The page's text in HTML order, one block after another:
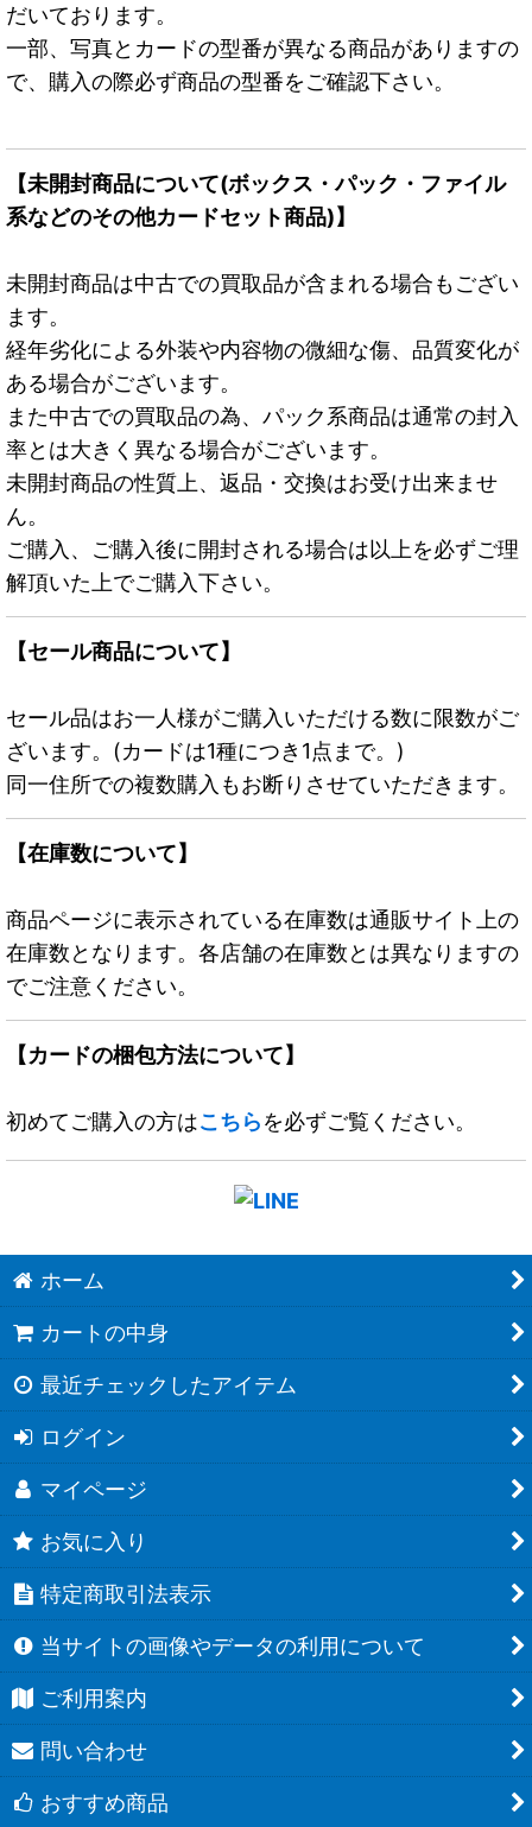
だいております。
一部、写真とカードの型番が異なる商品がありますの
で、購入の際必ず商品の型番をご確認下さい。
【未開封商品について(ボックス・パック・ファイル
系などのその他カードセット商品)】
未開封商品は中古での買取品が含まれる場合もござい
ます。
経年劣化による外装や内容物の微細な傷、品質変化が
ある場合がございます。
また中古での買取品の為、パック系商品は通常の封入
率とは大きく異なる場合がございます。
未開封商品の性質上、返品・交換はお受け出来ませ
ん。
ご購入、ご購入後に開封される場合は以上を必ずご理
解頂いた上でご購入下さい。
【セール商品について】
セール品はお一人様がご購入いただける数に限数がご
ざいます。(カードは1種につき1点まで。)
同一住所での複数購入もお断りさせていただきます。
【在庫数について】
商品ページに表示されている在庫数は通販サイト上の
在庫数となります。各店舗の在庫数とは異なりますの
でご注意ください。
【カードの梱包方法について】
初めてご購入の方はこちらを必ずご覧ください。
ホーム
カートの中身
最近チェックしたアイテム
ログイン
マイページ
お気に入り
特定商取引法表示
当サイトの画像やデータの利用について
ご利用案内
問い合わせ
おすすめ商品